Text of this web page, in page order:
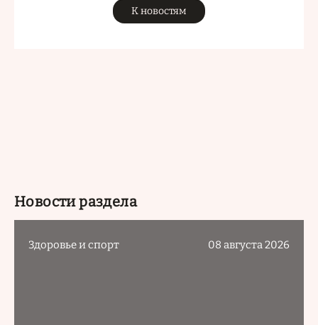
К новостям
Новости раздела
Здоровье и спорт 08 августа 2026